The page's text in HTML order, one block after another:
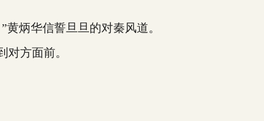
炳华信誓旦旦的对秦风道。
方面前。